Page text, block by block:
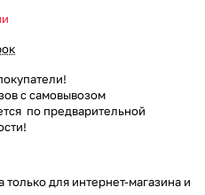
с самовывозом
по предварительной
только для интернет-магазина и